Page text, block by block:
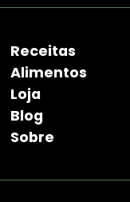
Receitas
Alimentos
Loja
Blog
Sobre